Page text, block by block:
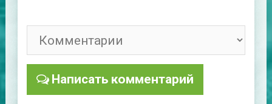
Написать комментарий